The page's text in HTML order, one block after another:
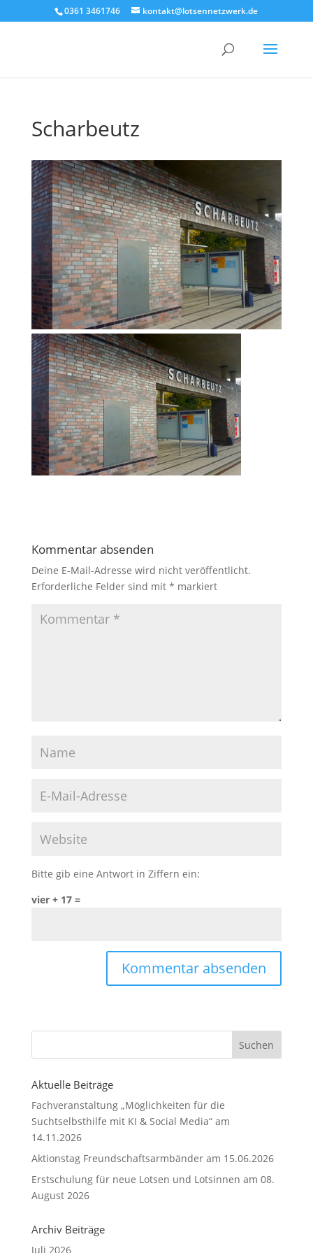
0361 3461746 kontakt@lotsennetzwerk.de
Scharbeutz
Kommentar absenden
Deine E-Mail-Adresse wird nicht veröffentlicht.
Erforderliche Felder sind mit * markiert
Bitte gib eine Antwort in Ziffern ein:
vier + 17 =
Aktuelle Beiträge
Fachveranstaltung „Möglichkeiten für die
Suchtselbsthilfe mit KI & Social Media“ am
14.11.2026
Aktionstag Freundschaftsarmbänder am 15.06.2026
Erstschulung für neue Lotsen und Lotsinnen am 08.
August 2026
Archiv Beiträge
Juli 2026